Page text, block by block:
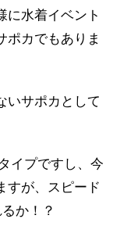
に水着イベント
ポカでもありま
いサポカとして
イプですし、今
すが、スピード
か！？